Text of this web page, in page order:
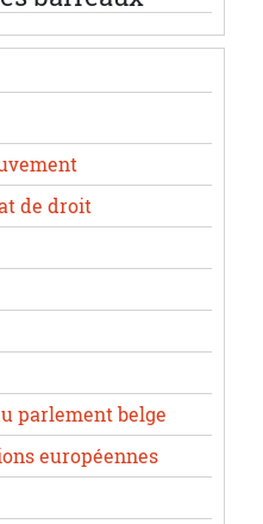
de droit
parlement belge
européennes